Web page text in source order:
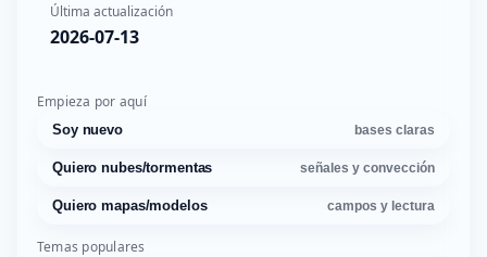
Última actualización
2026-07-13
Empieza por aquí
Soy nuevo bases claras
Quiero nubes/tormentas señales y convección
Quiero mapas/modelos campos y lectura
Temas populares